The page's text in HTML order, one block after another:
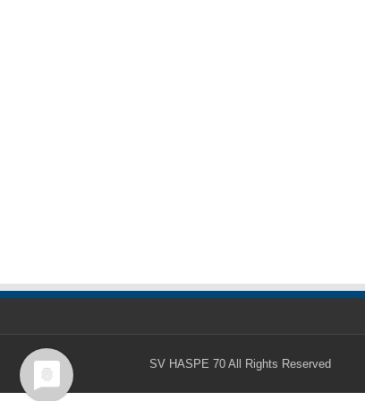
SV HASPE 70 All Rights Reserved